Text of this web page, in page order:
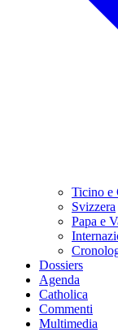
Ticino e
Svizzera
Papa e
Dossiers
Agenda
Catholica
Commenti
Multimedia